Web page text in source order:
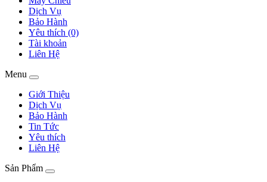
Dịch Vụ
Bảo Hành
Yêu thích (0)
Tài khoản
Liên Hệ
Menu
Giới Thiệu
Dịch Vụ
Bảo Hành
Tin Tức
Yêu thích
Liên Hệ
Sản Phẩm